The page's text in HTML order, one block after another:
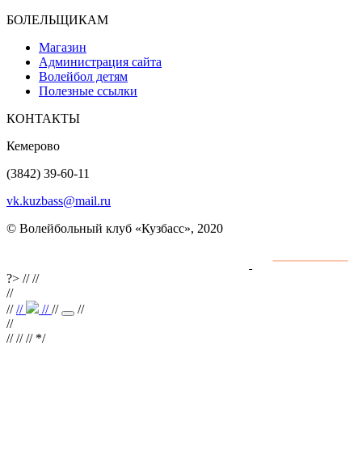
БОЛЕЛЬЩИКАМ
Магазин
Администрация сайта
Волейбол детям
Полезные ссылки
КОНТАКТЫ
Кемерово
(3842) 39-60-11
vk.kuzbass@mail.ru
© Волейбольный клуб «Кузбасс», 2020
?> ////
//
//// ////
//
//
//// // */